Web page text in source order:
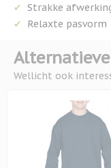
Strakke
Relaxte pasvorm
Wellicht ook